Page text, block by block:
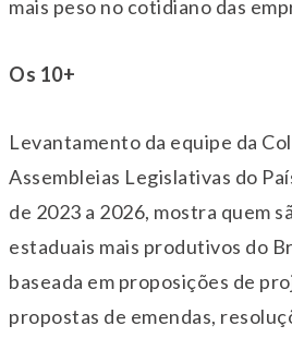
mais peso no cotidiano das
Os 10+
Levantamento da equipe da
Assembleias Legislativas do
de 2023 a 2026, mostra quem
estaduais mais produtivos do
baseada em proposições de
propostas de emendas,